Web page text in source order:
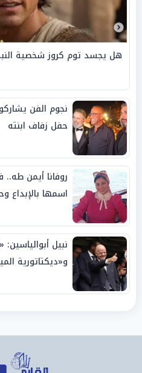
هل يجسد توم كروز شخصية
نجوم الفن
حفل زفاف ابنته
روفانا أيمن
اسمها بالإبداع
نبيل
و«ديكتاتورية